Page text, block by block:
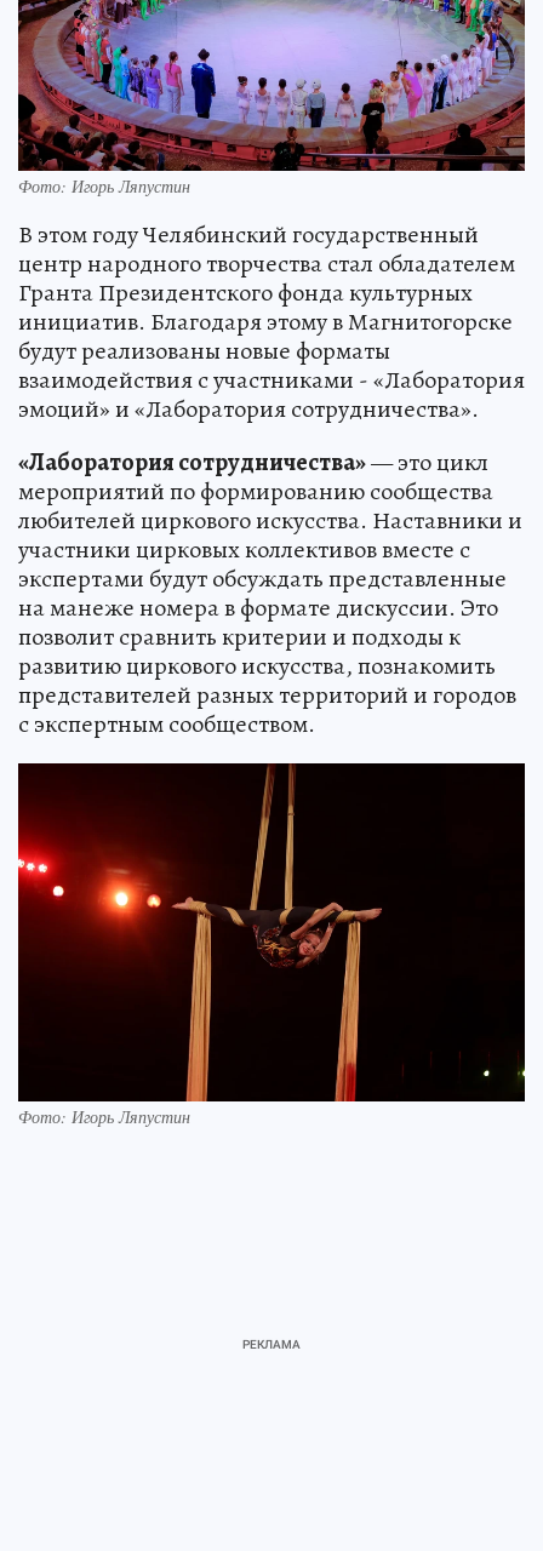
Фото: Игорь Ляпустин
В этом году Челябинский государственный
центр народного творчества стал обладателем
Гранта Президентского фонда культурных
инициатив. Благодаря этому в Магнитогорске
будут реализованы новые форматы
взаимодействия с участниками - «Лаборатория
эмоций» и «Лаборатория сотрудничества».
«Лаборатория сотрудничества»— это цикл
мероприятий по формированию сообщества
любителей циркового искусства. Наставники и
участники цирковых коллективов вместе с
экспертами будут обсуждать представленные
на манеже номера в формате дискуссии. Это
позволит сравнить критерии и подходы к
развитию циркового искусства, познакомить
представителей разных территорий и городов
с экспертным сообществом.
Фото: Игорь Ляпустин